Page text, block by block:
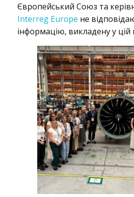
о
Європейський Союз та
Interreg Europe не
інформацію, викладену у цій